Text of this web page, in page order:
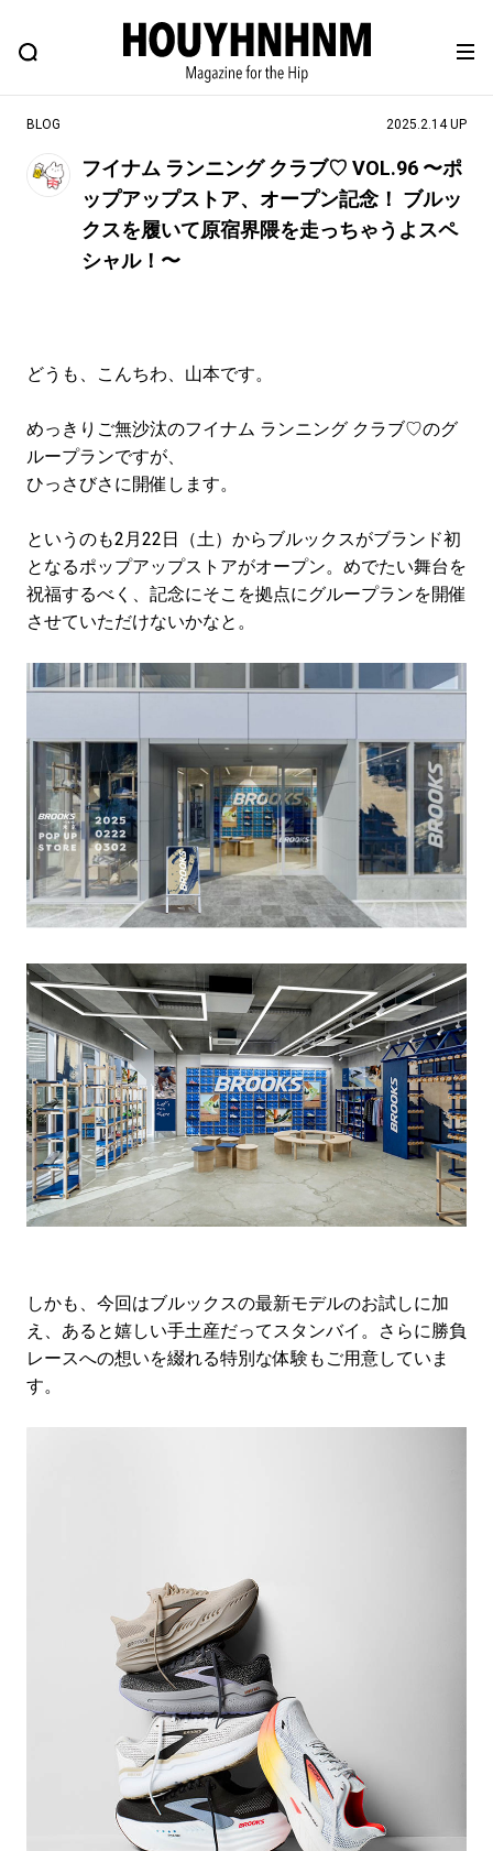
BLOG SNAP
ヒップなファッション、カルチャー、ライフスタイルWEBマガジン
#注目のタグ
#SHOPPING ADDICT #憧れの逸品
#GH 銘品の所以 #フイナムのYouTube
#Commune H #FOCUS IT #AH.H
#ととけん #FASHION
#LIFESTYLE #SNEAKER
#SPORTS #HANDSOME HANDBOOK
BLOG 2025.2.14 UP
フイナム ランニング クラブ♡ VOL.96 〜ポ
ップアップストア、オープン記念！ ブルッ
クスを履いて原宿界隈を走っちゃうよスペ
シャル！〜
どうも、こんちわ、山本です。
めっきりご無沙汰のフイナム ランニング クラブ♡のグ
ループランですが、
ひっさびさに開催します。
というのも2月22日（土）からブルックスがブランド初
となるポップアップストアがオープン。めでたい舞台を
祝福するべく、記念にそこを拠点にグループランを開催
させていただけないかなと。
しかも、今回はブルックスの最新モデルのお試しに加
え、あると嬉しい手土産だってスタンバイ。さらに勝負
レースへの想いを綴れる特別な体験もご用意していま
す。